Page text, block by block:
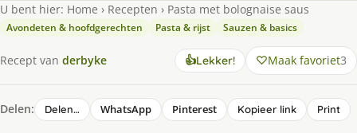
U bent hier: Home › Recepten › Pasta met bolognaise saus
Avondeten & hoofdgerechten Pasta & rijst Sauzen & basics
Recept van derbyke 👍Lekker! Maak favoriet3
Delen: Delen… WhatsApp Pinterest Kopieer link Print